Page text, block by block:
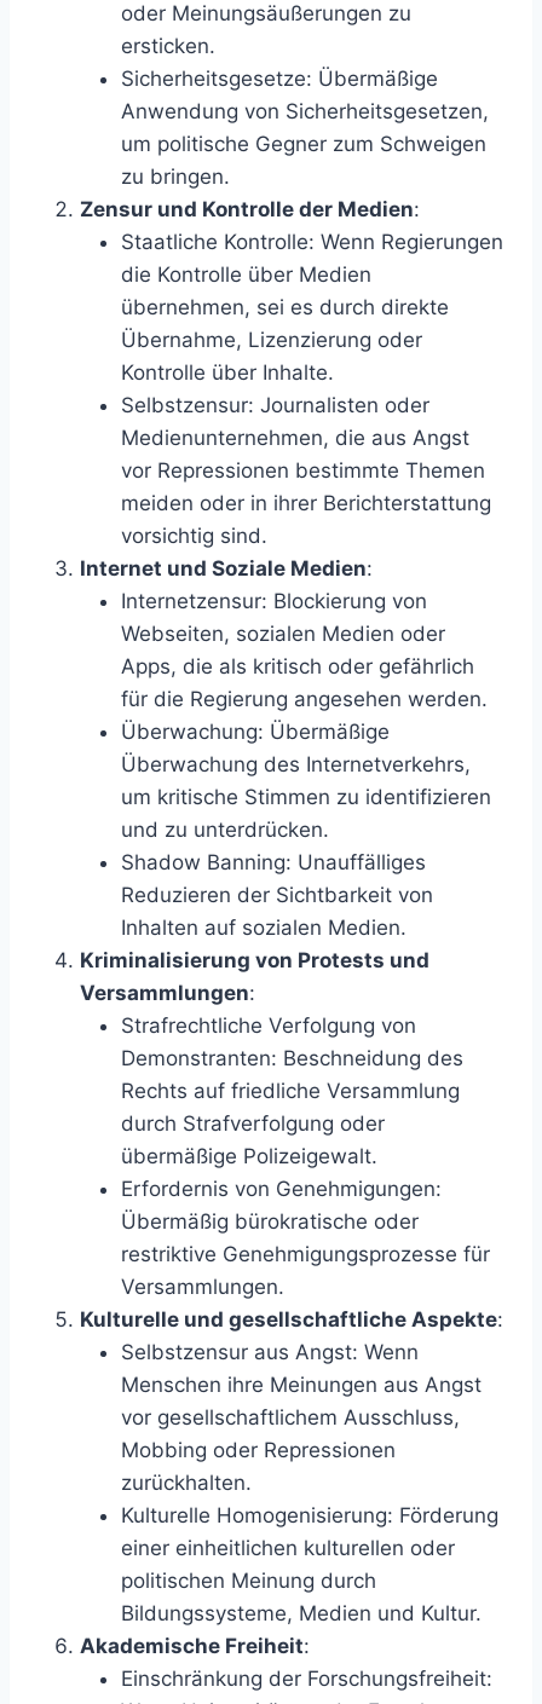
oder Meinungsäußerungen zu
ersticken.
Sicherheitsgesetze: Übermäßige
Anwendung von Sicherheitsgesetzen,
um politische Gegner zum Schweigen
zu bringen.
Zensur und Kontrolle der Medien:
Staatliche Kontrolle: Wenn Regierungen
die Kontrolle über Medien
übernehmen, sei es durch direkte
Übernahme, Lizenzierung oder
Kontrolle über Inhalte.
Selbstzensur: Journalisten oder
Medienunternehmen, die aus Angst
vor Repressionen bestimmte Themen
meiden oder in ihrer Berichterstattung
vorsichtig sind.
Internet und Soziale Medien:
Internetzensur: Blockierung von
Webseiten, sozialen Medien oder
Apps, die als kritisch oder gefährlich
für die Regierung angesehen werden.
Überwachung: Übermäßige
Überwachung des Internetverkehrs,
um kritische Stimmen zu identifizieren
und zu unterdrücken.
Shadow Banning: Unauffälliges
Reduzieren der Sichtbarkeit von
Inhalten auf sozialen Medien.
Kriminalisierung von Protests und
Versammlungen:
Strafrechtliche Verfolgung von
Demonstranten: Beschneidung des
Rechts auf friedliche Versammlung
durch Strafverfolgung oder
übermäßige Polizeigewalt.
Erfordernis von Genehmigungen:
Übermäßig bürokratische oder
restriktive Genehmigungsprozesse für
Versammlungen.
Kulturelle und gesellschaftliche Aspekte:
Selbstzensur aus Angst: Wenn
Menschen ihre Meinungen aus Angst
vor gesellschaftlichem Ausschluss,
Mobbing oder Repressionen
zurückhalten.
Kulturelle Homogenisierung: Förderung
einer einheitlichen kulturellen oder
politischen Meinung durch
Bildungssysteme, Medien und Kultur.
Akademische Freiheit:
Einschränkung der Forschungsfreiheit: